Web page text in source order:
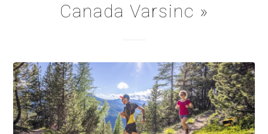
Canada Varsinc »